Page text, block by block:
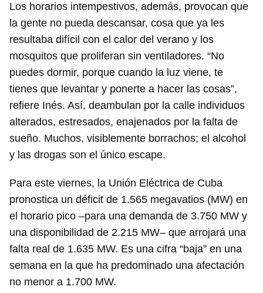
Guardar como favorito
Para poder guardar como favorito, primero has de
iniciar sesión con tu cuenta de 14ymedio.
Los horarios intempestivos, además, provocan que
la gente no pueda descansar, cosa que ya les
resultaba difícil con el calor del verano y los
mosquitos que proliferan sin ventiladores. “No
puedes dormir, porque cuando la luz viene, te
tienes que levantar y ponerte a hacer las cosas”,
refiere Inés. Así, deambulan por la calle individuos
alterados, estresados, enajenados por la falta de
sueño. Muchos, visiblemente borrachos; el alcohol
y las drogas son el único escape.
Para este viernes, la Unión Eléctrica de Cuba
pronostica un déficit de 1.565 megavatios (MW) en
el horario pico –para una demanda de 3.750 MW y
una disponibilidad de 2.215 MW– que arrojará una
falta real de 1.635 MW. Es una cifra “baja” en una
semana en la que ha predominado una afectación
no menor a 1.700 MW.